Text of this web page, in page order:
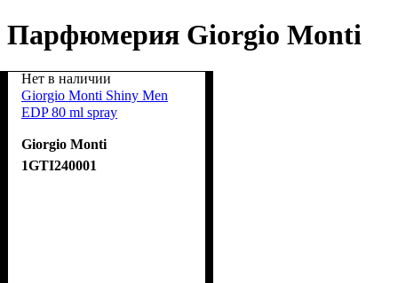
Парфюмерия Giorgio Monti
Нет в наличии
Giorgio Monti Shiny Men
EDP 80 ml spray
Giorgio Monti
1GTI240001